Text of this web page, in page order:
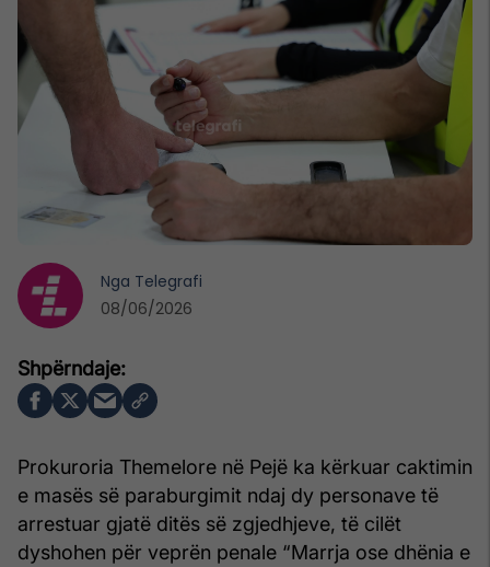
Prokuroria Themelore në Pejë ka kërkuar caktimin
e masës së paraburgimit ndaj dy personave të
arrestuar gjatë ditës së zgjedhjeve, të cilët
dyshohen për veprën penale “Marrja ose dhënia e
Nga Telegrafi
08/06/2026